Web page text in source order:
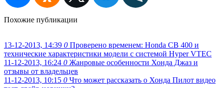
Похожие публикации
13-12-2013, 14:39 0 Проверено временем: Honda CB 400 и
технические характеристики модели с системой Hyper VTEC
11-12-2013, 16:24 0 Жанровые особенности Хонда Джаз и
отзывы от владельцев
11-12-2013, 10:15 0 Что может рассказать о Хонда Пилот видео